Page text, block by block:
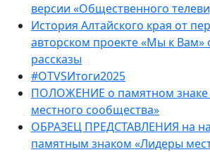
версии «Общественного
История Алтайского края от
авторском проекте «Мы к Вам»
рассказы
#OTVSИтоги2025
ПОЛОЖЕНИЕ о памятном знаке
местного сообщества»
ОБРАЗЕЦ ПРЕДСТАВЛЕНИЯ на
памятным знаком «Лидеры